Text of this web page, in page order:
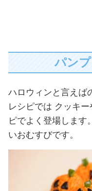
パン
ハロウィンと言えば
レシピでは クッキ
ピでよく登場します。
いおむすびです。